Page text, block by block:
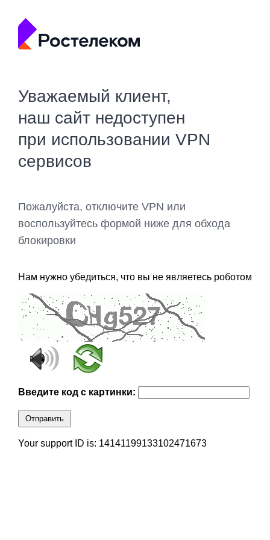
Уважаемый клиент,
наш сайт недоступен
при использовании VPN
сервисов
Пожалуйста, отключите VPN или
воспользуйтесь формой ниже для обхода
блокировки
Нам нужно убедиться, что вы не являетесь роботом
Введите код с картинки:
Отправить
Your support ID is: 14141199133102471673